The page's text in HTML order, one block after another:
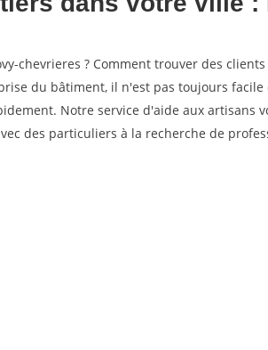
chevrieres ? Comment trouver des
du bâtiment, il n'est pas toujours
Notre service d'aide aux artisans
des particuliers à la recherche de